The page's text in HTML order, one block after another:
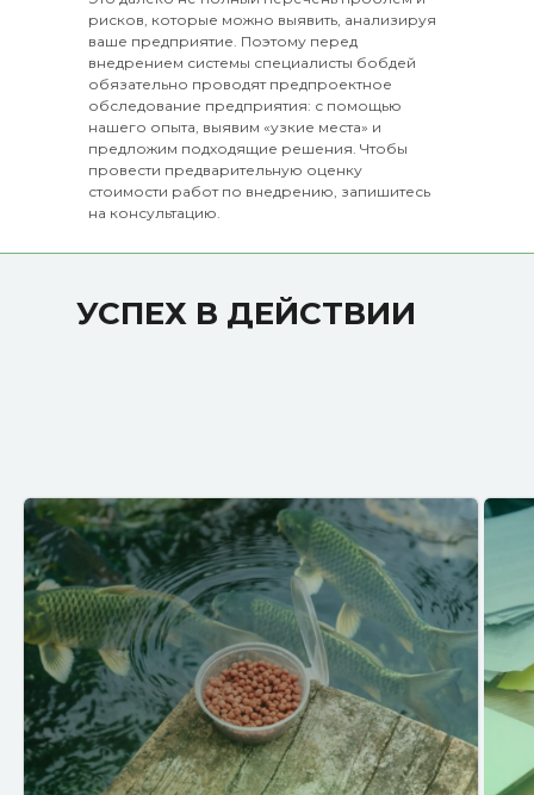
рисков, которые можно выявить, анализируя
ваше предприятие. Поэтому перед
внедрением системы специалисты бобдей
обязательно проводят предпроектное
обследование предприятия: с помощью
нашего опыта, выявим «узкие места» и
предложим подходящие решения. Чтобы
провести предварительную оценку
стоимости работ по внедрению, запишитесь
на консультацию.
УСПЕХ В ДЕЙСТВИИ